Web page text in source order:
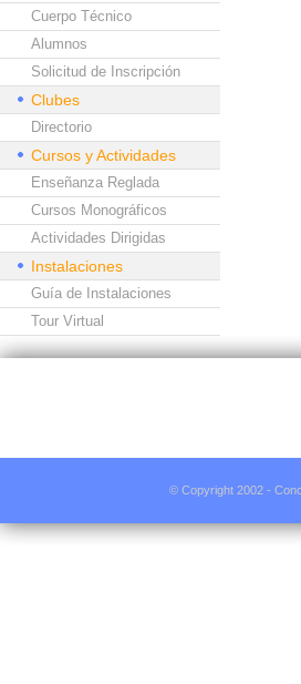
Cuerpo Técnico
Alumnos
Solicitud de Inscripción
Clubes
Directorio
Cursos y Actividades
Enseñanza Reglada
Cursos Monográficos
Actividades Dirigidas
Instalaciones
Guía de Instalaciones
Tour Virtual
© Copyright 2002 -